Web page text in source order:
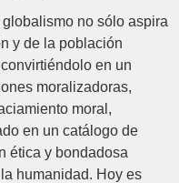
no sólo aspira
y de la población
en un
moralizadoras,
moral,
en un catálogo de
ética y bondadosa
humanidad. Hoy es